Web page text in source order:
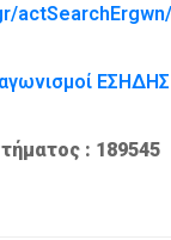
: 189545